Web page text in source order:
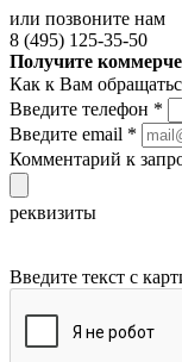
или позвоните нам
8 (495) 125-35-50
Получите
Как к Вам
Введите телефон *
Введите email *
Комментарий к
реквизиты
Введите текст с